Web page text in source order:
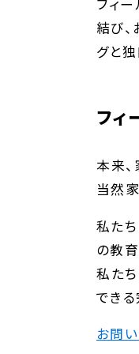
フィ
結び
グと
フィ
本来
当然
私たち
の教
私た
でき
お問